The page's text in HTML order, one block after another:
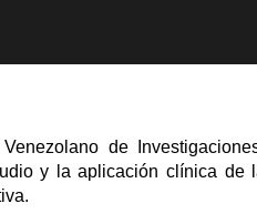
de
y la aplicación clínica de